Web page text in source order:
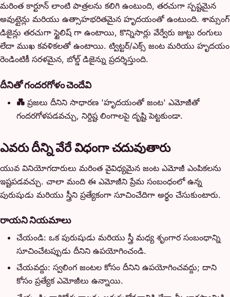
మరింత కార్టూన్ లాంటి పాత్రలను కలిగి ఉంటుంది, తరచుగా స్పష్టమైన
అవుట్లైన్లు మరియు ఉత్సాహభరితమైన హృదయంతో ఉంటుంది. శామ్సంగ్
డిజైన్లు తరచుగా స్టైలిష్ గా ఉంటాయి, కొన్నిసార్లు వేర్వేరు జుట్టు రంగులు
లేదా ముఖ కవళికలతో ఉంటాయి. ట్విట్టర్/ఎక్స్ జంట మరియు హృదయం
రెండింటికీ సరళమైన, బోల్డ్ డిజైన్ను ప్రదర్శిస్తుంది.
దీనితో గందరగోళం చెందేవి
💑 ప్రజలు దీనిని సాధారణ 'హృదయంతో జంట' ఎమోజీతో
గందరగోళపడవచ్చు, నిర్దిష్ట లింగాలపై దృష్టి పెట్టకుండా.
ఎవరు దీన్ని వేరే విధంగా చదువుతారు
యువ వినియోగదారులు మరింత వైవిధ్యమైన జంట ఎమోజీ ఎంపికలను
ఇష్టపడవచ్చు. చాలా మంది ఈ ఎమోజీని ప్రేమ సంబంధంలో ఉన్న
పురుషుడు మరియు స్త్రీని ప్రత్యేకంగా సూచించేదిగా అర్థం చేసుకుంటారు.
రాయని నియమాలు
చేయండి: ఒక పురుషుడు మరియు స్త్రీ మధ్య శృంగార సంబంధాన్ని
సూచించేటప్పుడు దీనిని ఉపయోగించండి.
చేయవద్దు: స్వలింగ జంటల కోసం దీనిని ఉపయోగించవద్దు; దాని
కోసం ప్రత్యేక ఎమోజీలు ఉన్నాయి.